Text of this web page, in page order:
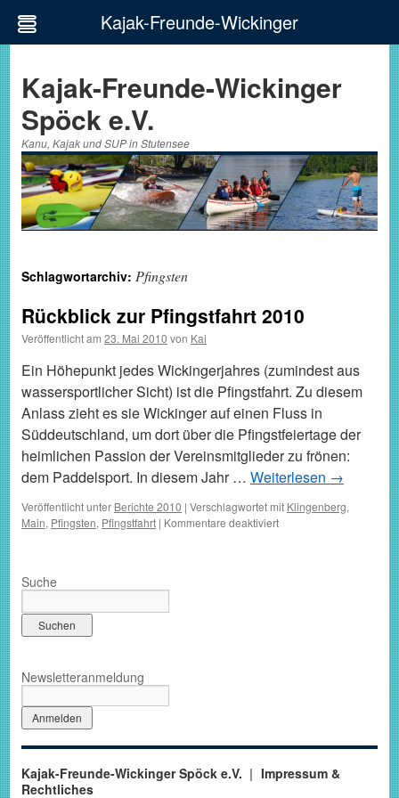
springen
Kajak-Freunde-Wickinger
Spöck e.V.
Kanu, Kajak und SUP in Stutensee
Schlagwortarchiv: Pfingsten
Rückblick zur Pfingstfahrt 2010
Veröffentlicht am 23. Mai 2010 von Kai
Ein Höhepunkt jedes Wickingerjahres (zumindest aus
wassersportlicher Sicht) ist die Pfingstfahrt. Zu diesem
Anlass zieht es sie Wickinger auf einen Fluss in
Süddeutschland, um dort über die Pfingstfeiertage der
heimlichen Passion der Vereinsmitglieder zu frönen:
dem Paddelsport. In diesem Jahr … Weiterlesen →
Veröffentlicht unter Berichte 2010 | Verschlagwortet mit Klingenberg,
Main, Pfingsten, Pfingstfahrt | Kommentare deaktiviertfür
Suche
Newsletteranmeldung
Kajak-Freunde-Wickinger Spöck e.V.
Impressum &
Rechtliches
Kajak-Freunde-Wickinger